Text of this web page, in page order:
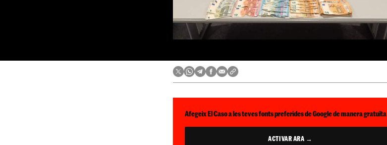
Afegeix El Caso a les teves fonts preferides de Google de manera gratuïta
ACTIVAR ARA →